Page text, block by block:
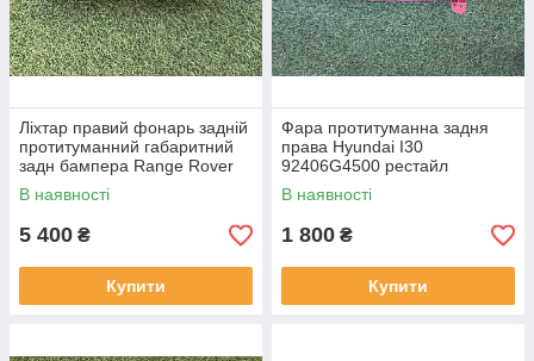
Ліхтар правий фонарь задній
протитуманний габаритний
задн бампера Range Rover
L460 від2021-рр, LR152295
оригінал повністю робо
В наявності
5 400 ₴
Купити
Фара протитуманна задня
права Hyundai I30
92406G4500 рестайл
від2020-рр оригінал бв
відсутнє одне кріплення
В наявності
1 800 ₴
Купити